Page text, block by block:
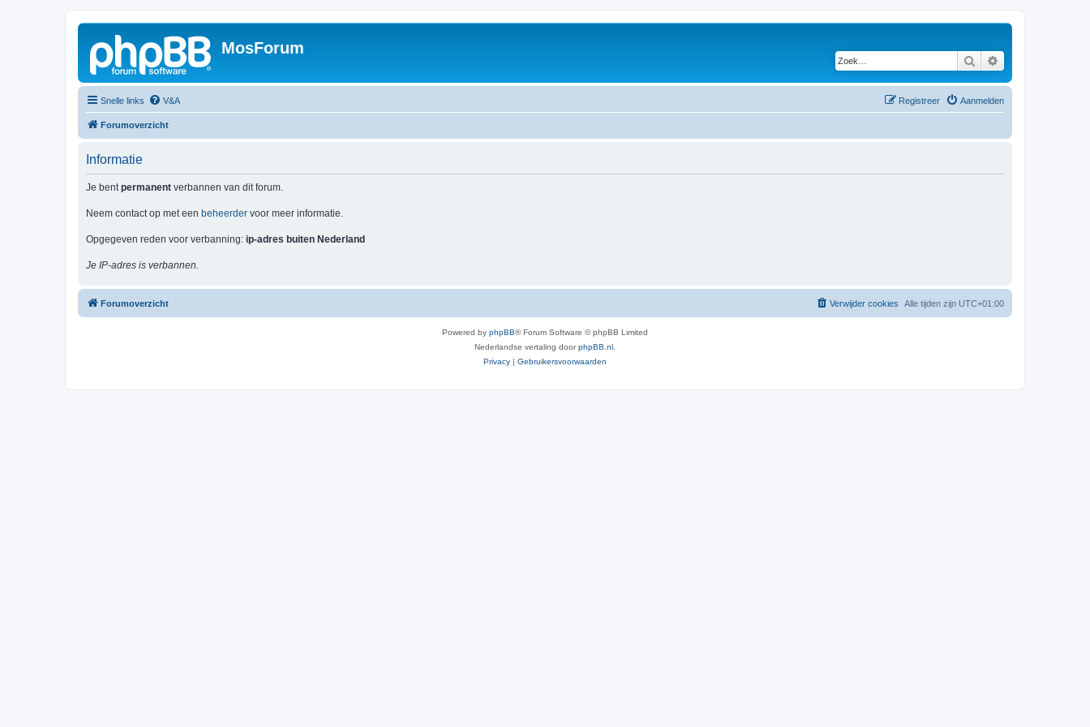
MosForum
Zoek
Snelle links V&A Aanmelden
Registreer
Forumoverzicht
Informatie
Je bentpermanent verbannen van dit forum.
Neem contact op met een beheerder voor meer informatie.
Opgegeven reden voor verbanning: ip-adres buiten Nederland
Je IP-adres is verbannen.
Forumoverzicht Alle tijden zijn UTC+01:00
Verwijder cookies
Powered by phpBB® Forum Software © phpBB Limited
Nederlandse vertaling doorphpBB.nl
Privacy | Gebruikersvoorwaarden